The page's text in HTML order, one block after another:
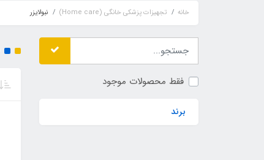
خانه تجهیزات پزشکی خانگی (Home care) نبولایزر
فقط محصولات موجود
برند